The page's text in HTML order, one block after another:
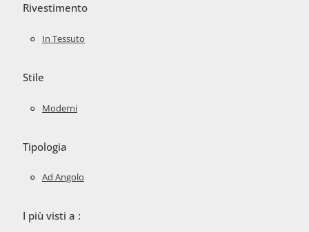
Rivestimento
In Tessuto
Stile
Moderni
Tipologia
Ad Angolo
I più visti a :